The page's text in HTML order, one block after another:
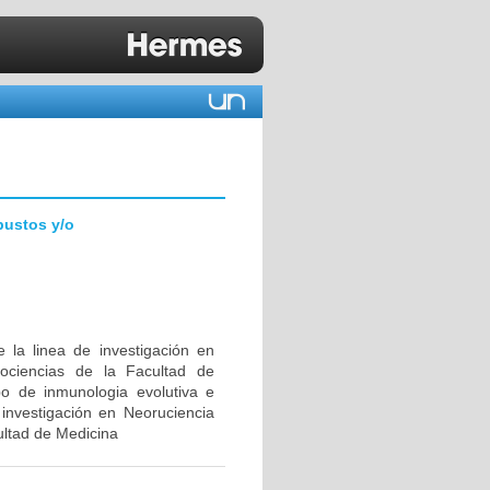
y/o
la linea de investigación en
de la Facultad de
de inmunologia evolutiva e
en Neoruciencia
de Medicina